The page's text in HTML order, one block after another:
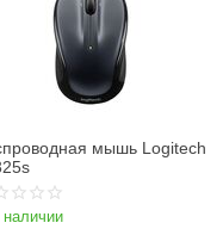
мышь Logitech
наличии